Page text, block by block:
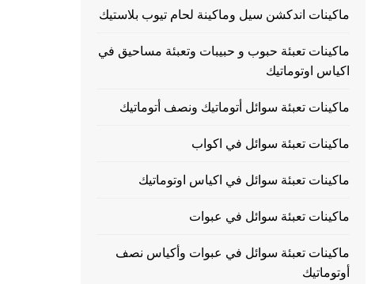
ماكينات اندكشن سيل وماكينة لحام تيوب بلاستيك
ماكينات تعبئة حبوب و حبيبات وتعبئة مساحيق في
اكياس اوتوماتيك
ماكينات تعبئة سوائل أتوماتيك ونصف أتوماتيك
ماكينات تعبئة سوائل في اكواب
ماكينات تعبئة سوائل في اكياس اوتوماتيك
ماكينات تعبئة سوائل في عبوات
ماكينات تعبئة سوائل في عبوات وأكياس نصف
أوتوماتيك